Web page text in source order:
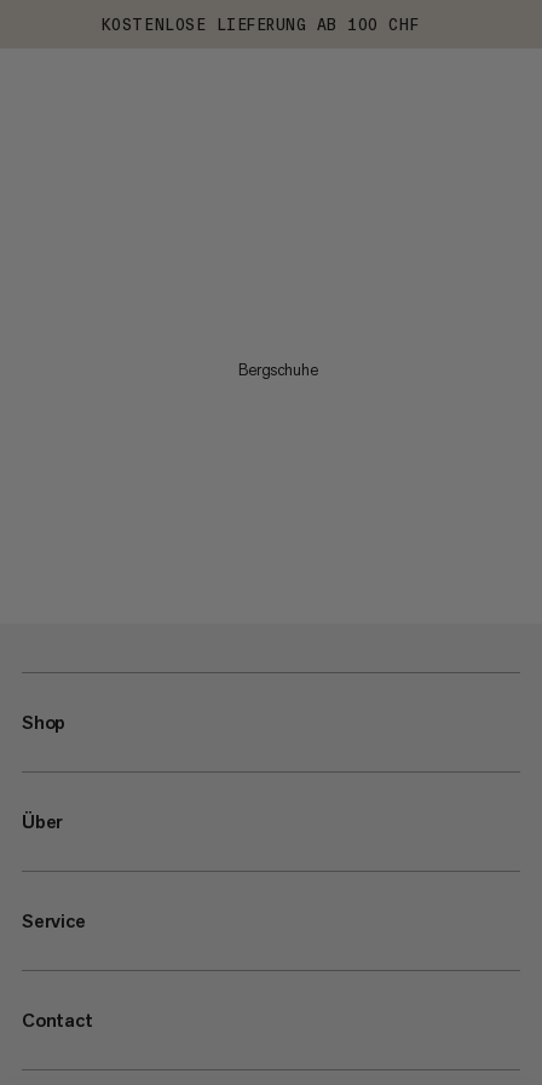
KOSTENLOSE LIEFERUNG AB 100 CHF
Bergschuhe
Shop
Über
Service
Contact